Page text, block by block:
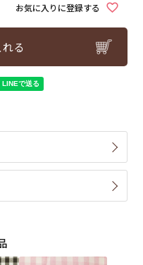
お気に入りに登録する
る